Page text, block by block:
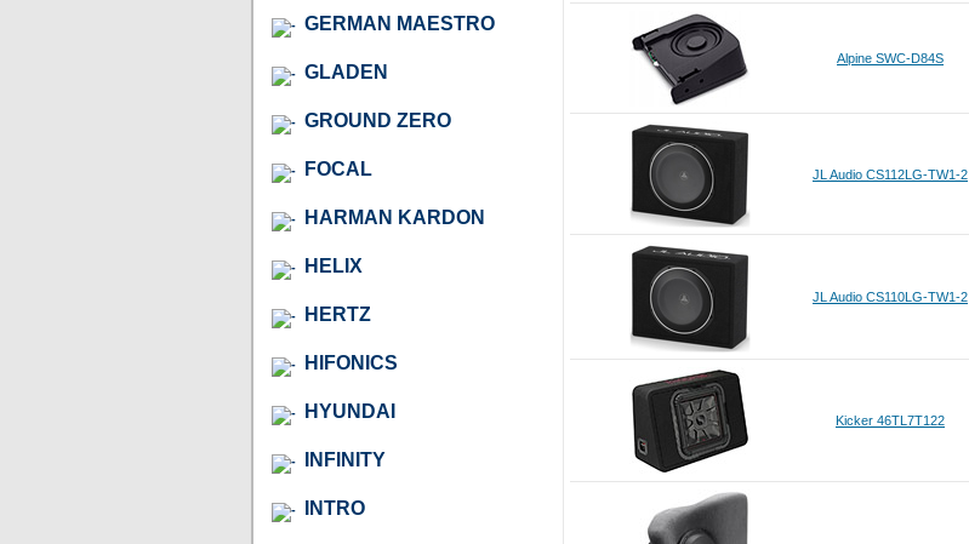
GERMAN MAESTRO
GLADEN
GROUND ZERO
FOCAL
HARMAN KARDON
HELIX
HERTZ
HIFONICS
HYUNDAI
INFINITY
INTRO
Alpine SWC-D84S
JL Audio CS112LG-TW1-2
JL Audio CS110LG-TW1-2
Kicker 46TL7T122